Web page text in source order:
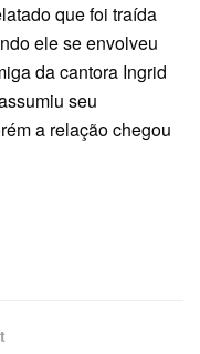
que foi traída
ele se envolveu
da cantora Ingrid
seu
a relação chegou